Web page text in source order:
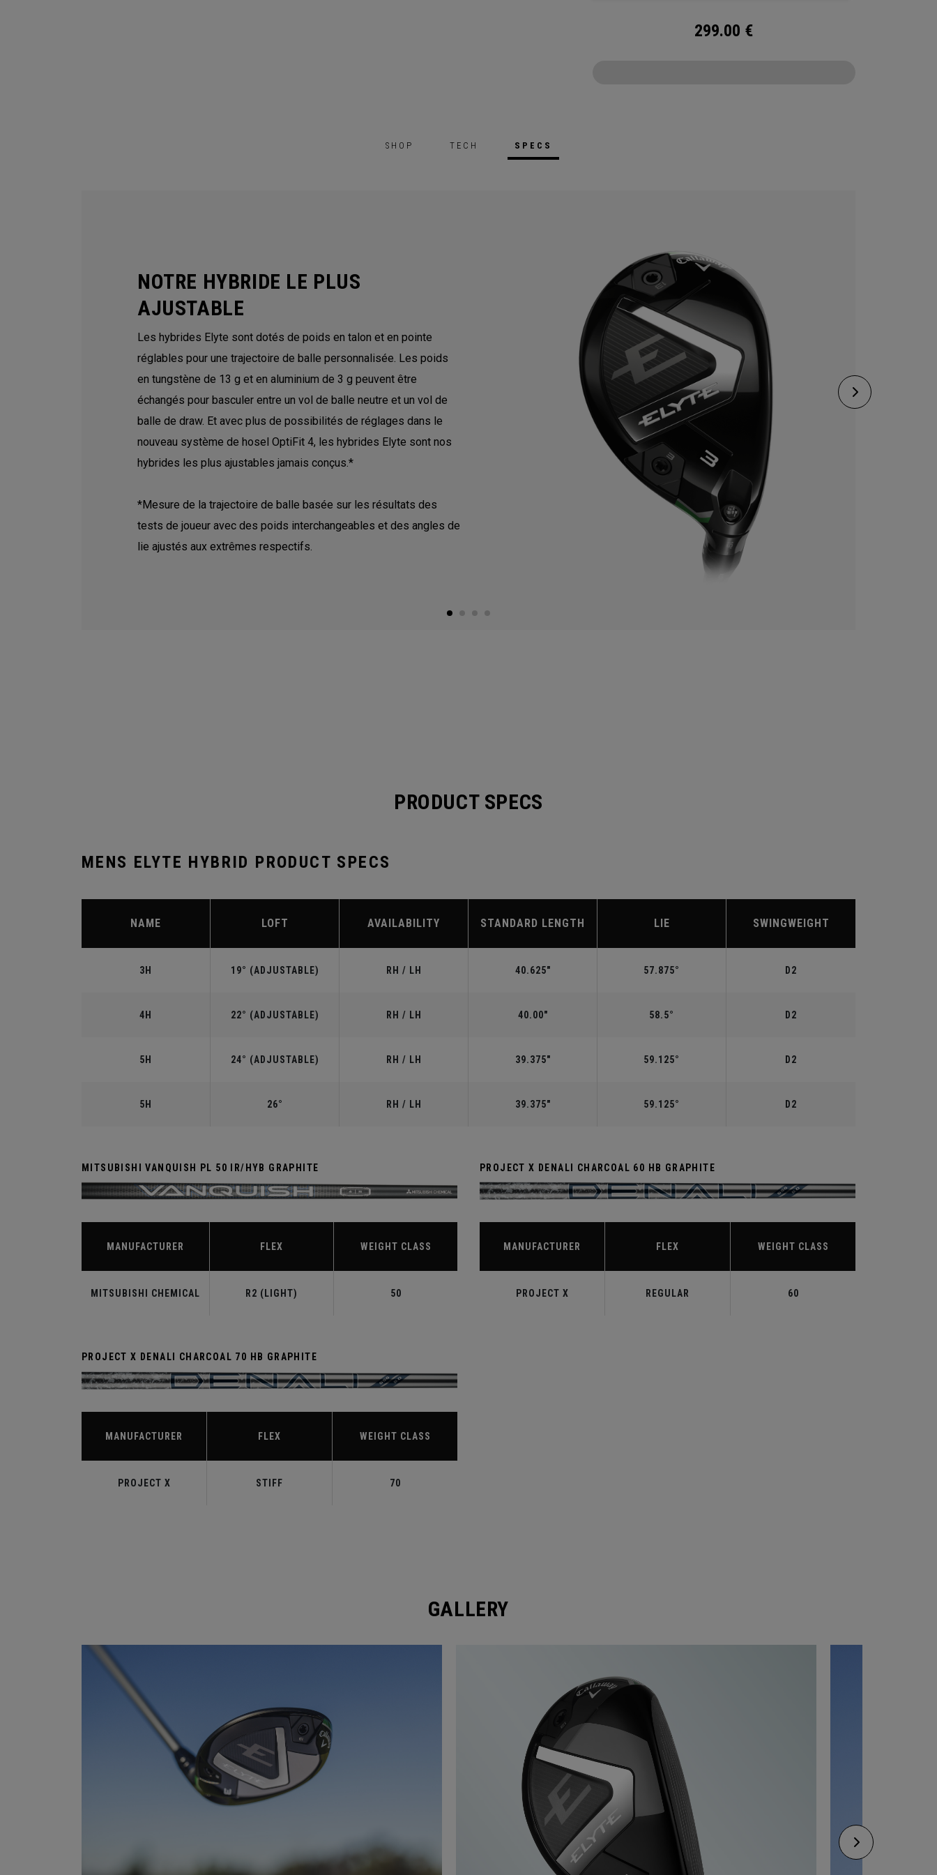
299.00 €
SHOP TECH SPECS
NOTRE HYBRIDE LE PLUS
AJUSTABLE
Les hybrides Elyte sont dotés de poids en talon et en pointe
réglables pour une trajectoire de balle personnalisée. Les poids
en tungstène de 13 g et en aluminium de 3 g peuvent être
échangés pour basculer entre un vol de balle neutre et un vol de
balle de draw. Et avec plus de possibilités de réglages dans le
nouveau système de hosel OptiFit 4, les hybrides Elyte sont nos
hybrides les plus ajustables jamais conçus.*
*Mesure de la trajectoire de balle basée sur les résultats des
tests de joueur avec des poids interchangeables et des angles de
lie ajustés aux extrêmes respectifs.
PRODUCT SPECS
MENS ELYTE HYBRID PRODUCT SPECS
NAME LOFT AVAILABILITY STANDARD LENGTH LIE SWINGWEIGHT
3H 19° (ADJUSTABLE) RH / LH 40.625" 57.875° D2
4H 22° (ADJUSTABLE) RH / LH 40.00" 58.5° D2
5H 24° (ADJUSTABLE) RH / LH 39.375" 59.125° D2
5H 26° RH / LH 39.375" 59.125° D2
MITSUBISHI VANQUISH PL 50 IR/HYB GRAPHITE
MANUFACTURER FLEX WEIGHT CLASS
MITSUBISHI CHEMICAL R2 (LIGHT) 50
PROJECT X DENALI CHARCOAL 60 HB GRAPHITE
MANUFACTURER FLEX WEIGHT CLASS
PROJECT X REGULAR 60
PROJECT X DENALI CHARCOAL 70 HB GRAPHITE
MANUFACTURER FLEX WEIGHT CLASS
PROJECT X STIFF 70
GALLERY